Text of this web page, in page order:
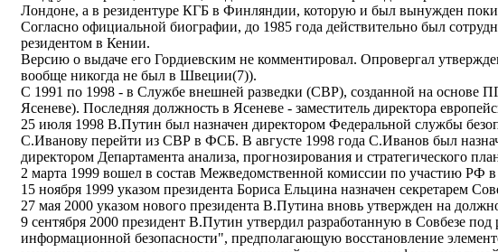
Лондоне, а в резидентуре КГБ в Финляндии, которую и был вынужден
Согласно официальной биографии, до 1985 года действительно был
резидентом в Кении.
Версию о выдаче его Гордиевским не комментировал. Опровергал
вообще никогда не был в Швеции(7)).
С 1991 по 1998 - в Службе внешней разведки (СВР), созданной на
Ясеневе). Последняя должность в Ясеневе - заместитель директора
25 июля 1998 В.Путин был назначен директором Федеральной службы
С.Иванову перейти из СВР в ФСБ. В августе 1998 года С.Иванов был
директором Департамента анализа, прогнозирования и стратегического
2 марта 1999 вошел в состав Межведомственной комиссии по участию
15 ноября 1999 указом президента Бориса Ельцина назначен секретарем
27 мая 2000 указом нового президента В.Путина вновь утвержден на
9 сентября 2000 президент В.Путин утвердил разработанную в Совбезе
информационной безопасности", предполагающую восстановление